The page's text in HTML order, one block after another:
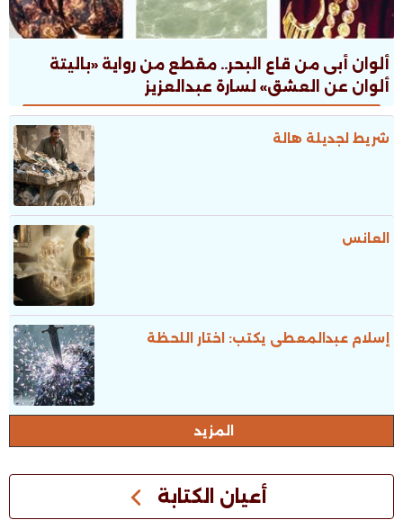
ألوان أبى من قاع البحر.. مقطع من رواية «باليتة
ألوان عن العشق» لسارة عبدالعزيز
شريط لجديلة هالة
العانس
إسلام عبدالمعطى يكتب: اختار اللحظة
المزيد
أعيان الكتابة